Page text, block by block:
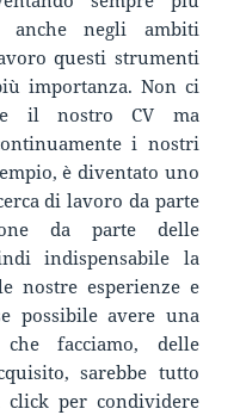
negli ambiti
questi strumenti
importanza. Non ci
il nostro CV ma
i nostri
è diventato uno
di lavoro da parte
da parte delle
indispensabile la
nostre esperienze e
possibile avere una
facciamo, delle
sarebbe tutto
click per condividere